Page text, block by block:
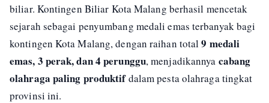
biliar. Kontingen Biliar Kota Malang berhasil mencetak
sejarah sebagai penyumbang medali emas terbanyak bagi
kontingen Kota Malang, dengan raihan total9 medali
emas, 3 perak, dan 4 perunggu, menjadikannya cabang
olahraga paling produktifdalam pesta olahraga tingkat
provinsi ini.